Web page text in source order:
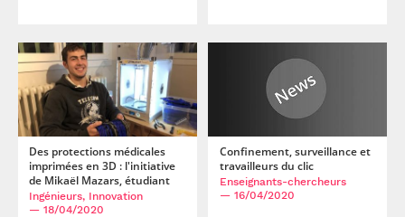
Des protections médicales
imprimées en 3D : l'initiative
de Mikaël Mazars, étudiant
Ingénieurs, Innovation
— 18/04/2020
Confinement, surveillance et
travailleurs du clic
Enseignants-chercheurs
— 16/04/2020